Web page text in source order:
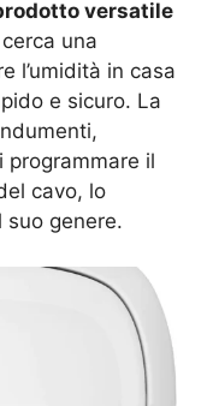
versatile
una
l’umidità in casa
e sicuro. La
il
cavo, lo
suo genere.